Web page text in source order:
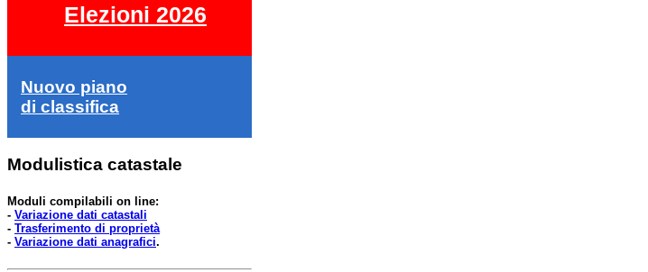
Elezioni 2026
Nuovo piano
di classifica
Modulistica catastale
Moduli compilabili on line:
- Variazione dati catastali
- Trasferimento di proprietà
- Variazione dati anagrafici.